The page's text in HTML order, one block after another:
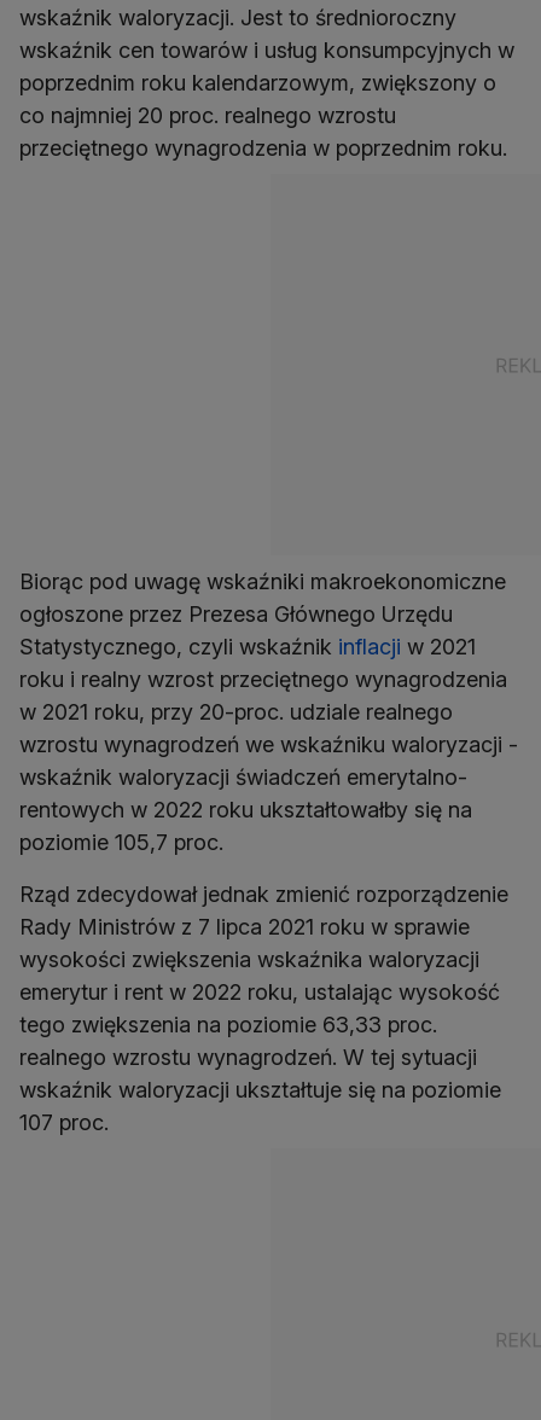
wskaźnik waloryzacji. Jest to średnioroczny
wskaźnik cen towarów i usług konsumpcyjnych w
poprzednim roku kalendarzowym, zwiększony o
co najmniej 20 proc. realnego wzrostu
przeciętnego wynagrodzenia w poprzednim roku.
Biorąc pod uwagę wskaźniki makroekonomiczne
ogłoszone przez Prezesa Głównego Urzędu
Statystycznego, czyli wskaźnik inflacji w 2021
roku i realny wzrost przeciętnego wynagrodzenia
w 2021 roku, przy 20-proc. udziale realnego
wzrostu wynagrodzeń we wskaźniku waloryzacji -
wskaźnik waloryzacji świadczeń emerytalno-
rentowych w 2022 roku ukształtowałby się na
poziomie 105,7 proc.
Rząd zdecydował jednak zmienić rozporządzenie
Rady Ministrów z 7 lipca 2021 roku w sprawie
wysokości zwiększenia wskaźnika waloryzacji
emerytur i rent w 2022 roku, ustalając wysokość
tego zwiększenia na poziomie 63,33 proc.
realnego wzrostu wynagrodzeń. W tej sytuacji
wskaźnik waloryzacji ukształtuje się na poziomie
107 proc.